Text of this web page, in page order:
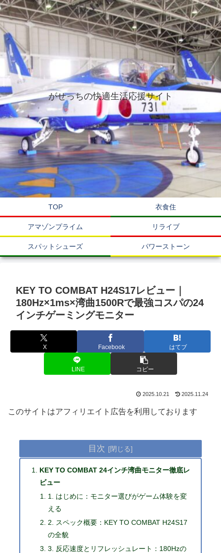
がせっちの快適生活応援サイト
TOP 衣食住
アマゾンプライム リライブ
スパットシューズ パワーストーン
KEY TO COMBAT H24S17レビュー｜
180Hz×1ms×湾曲1500Rで最強コスパの24
インチゲーミングモニター
X Facebook はてブ
LINE コピー
2025.10.21 2025.11.24
このサイトはアフィリエイト広告を利用しております
目次
KEY TO COMBAT 24インチ湾曲モニター徹底レ
ビュー
1. はじめに：モニター選びがゲーム体験を変
える
2. スペック概要：KEY TO COMBAT H24S17
の全貌
3. 反応速度とリフレッシュレート：180Hzの